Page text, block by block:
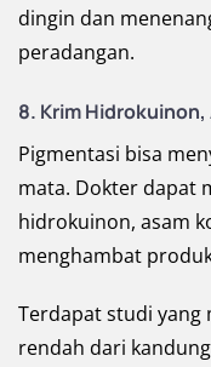
dingin dan
peradangan.
8. Krim
Pigmentasi bisa
mata. Dokter dapat
hidrokuinon, asam
menghambat
Terdapat studi yang
rendah dari